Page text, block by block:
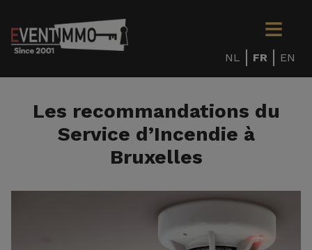
NL FR EN
Les recommandations du
Service d’Incendie à
Bruxelles